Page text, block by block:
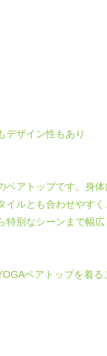
デザイン性もあり
アトップです。身体
イルとも合わせやす
特別なシーンまで幅
ベアトップを着る